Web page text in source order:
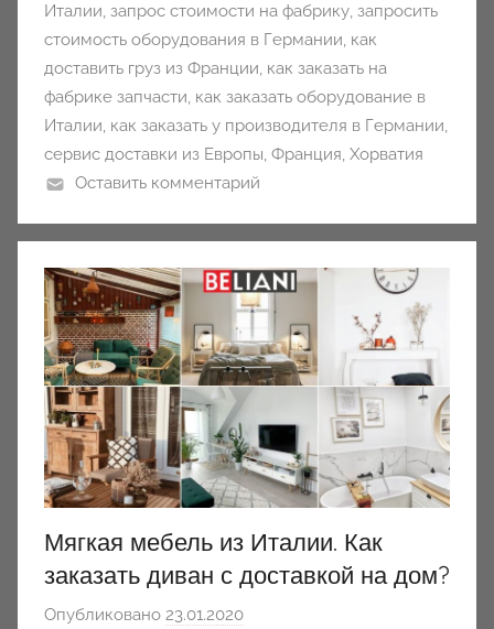
Италии, запрос стоимости на фабрику, запросить
стоимость оборудования в Германии, как
доставить груз из Франции, как заказать на
фабрике запчасти, как заказать оборудование в
Италии, как заказать у производителя в Германии,
сервис доставки из Европы, Франция, Хорватия
Оставить комментарий
Мягкая мебель из Италии. Как
заказать диван с доставкой на дом?
Опубликовано 23.01.2020